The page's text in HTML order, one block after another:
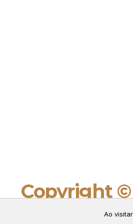
Copyright ©
ConnectAo